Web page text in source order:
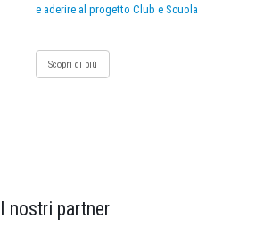
e aderire al progetto Club e Scuola
Scopri di più
I nostri partner